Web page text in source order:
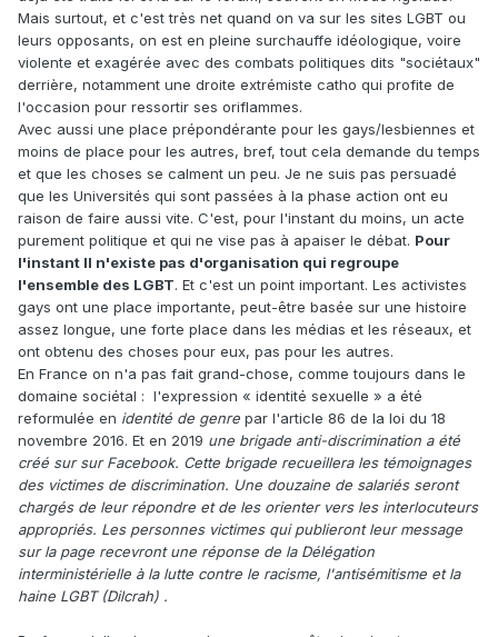
Mais surtout, et c'est très net quand on va sur les sites LGBT ou
leurs opposants, on est en pleine surchauffe idéologique, voire
violente et exagérée avec des combats politiques dits "sociétaux"
derrière, notamment une droite extrémiste catho qui profite de
l'occasion pour ressortir ses oriflammes.
Avec aussi une place prépondérante pour les gays/lesbiennes et
moins de place pour les autres, bref, tout cela demande du temps
et que les choses se calment un peu. Je ne suis pas persuadé
que les Universités qui sont passées à la phase action ont eu
raison de faire aussi vite. C'est, pour l'instant du moins, un acte
purement politique et qui ne vise pas à apaiser le débat. Pour
l'instant Il n'existe pas d'organisation qui regroupe
l'ensemble des LGBT. Et c'est un point important. Les activistes
gays ont une place importante, peut-être basée sur une histoire
assez longue, une forte place dans les médias et les réseaux, et
ont obtenu des choses pour eux, pas pour les autres.
En France on n'a pas fait grand-chose, comme toujours dans le
domaine sociétal : l'expression « identité sexuelle » a été
reformulée en identité de genre par l'article 86 de la loi du 18
novembre 2016. Et en 2019 une brigade anti-discrimination a été
créé sur sur Facebook. Cette brigade recueillera les témoignages
des victimes de discrimination. Une douzaine de salariés seront
chargés de leur répondre et de les orienter vers les interlocuteurs
appropriés. Les personnes victimes qui publieront leur message
sur la page recevront une réponse de la Délégation
interministérielle à la lutte contre le racisme, l'antisémitisme et la
haine LGBT (Dilcrah) .